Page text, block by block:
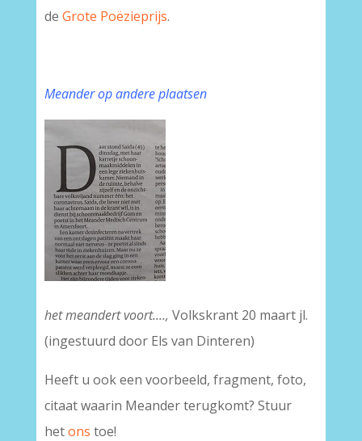
de Grote Poëzieprijs.
Meander op andere plaatsen
het meandert voort...., Volkskrant 20 maart jl.
(ingestuurd door Els van Dinteren)
Heeft u ook een voorbeeld, fragment, foto,
citaat waarin Meander terugkomt? Stuur
hetons toe!